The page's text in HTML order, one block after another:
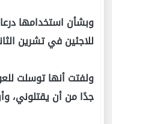
وبشأن استخدامها
للاجئين في تشرين
جدًا من أن يقتلوني،